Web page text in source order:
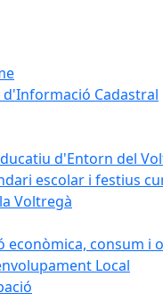
d'Informació Cadastral
d'Entorn del
escolar i festius
Voltregà
econòmica, consum i
Local